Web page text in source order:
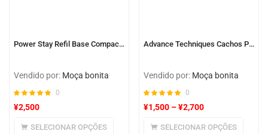
Power Stay Refil Base Compacta 3 em 1 FPS 20 18h
Vendido por: Moça bonita
0
¥2,500
SELECIONAR OPÇÕES
Advance Techniques Cachos Poderosos
Vendido por: Moça bonita
0
¥1,500 –¥2,700
SELECIONAR OPÇÕES